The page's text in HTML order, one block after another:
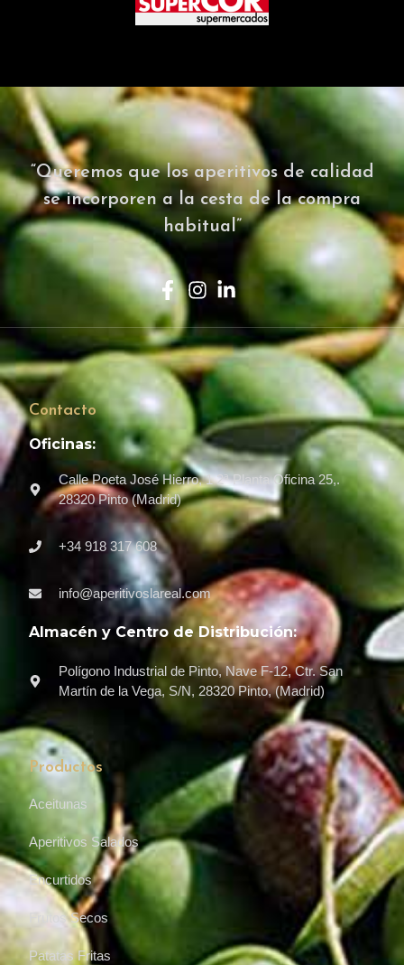
“Queremos que los aperitivos de calidad
se incorporen a la cesta de la compra
habitual”
Contacto
Oficinas:
Calle Poeta José Hierro, 1 2ª Planta Oficina 25,.
28320 Pinto (Madrid)
+34 918 317 608
info@aperitivoslareal.com
Almacén y Centro de Distribución:
Polígono Industrial de Pinto, Nave F-12, Ctr. San
Martín de la Vega, S/N, 28320 Pinto, (Madrid)
Productos
Aceitunas
Aperitivos Salados
Encurtidos
Frutos Secos
Patatas Fritas